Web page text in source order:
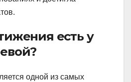
есть у
одной из самых